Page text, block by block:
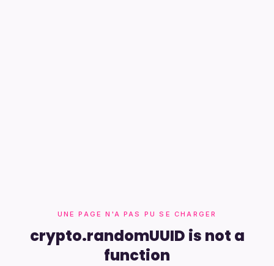
UNE PAGE N'A PAS PU SE CHARGER
crypto.randomUUID is not a
function